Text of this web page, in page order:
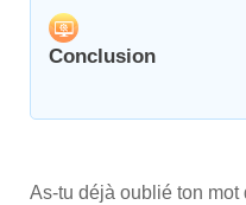
Conclusion
As-tu déjà oublié ton